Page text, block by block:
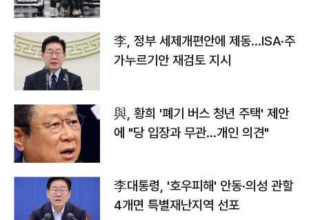
李, 정부 세제개편안에 제동…ISA·주
가누르기안 재검토 지시
與, 황희 '폐기 버스 청년 주택' 제안
에 "당 입장과 무관…개인 의견"
李대통령, '호우피해' 안동·의성 관할
4개면 특별재난지역 선포